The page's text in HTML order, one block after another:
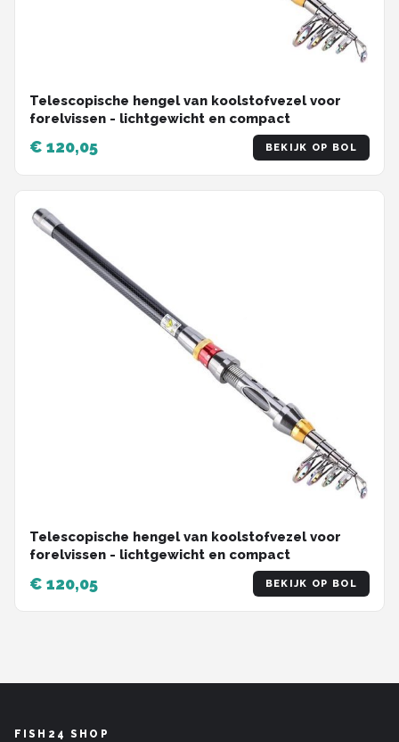
Telescopische hengel van koolstofvezel voor
forelvissen - lichtgewicht en compact
€ 120,05 BEKIJK OP BOL
Telescopische hengel van koolstofvezel voor
forelvissen - lichtgewicht en compact
€ 120,05 BEKIJK OP BOL
FISH24 SHOP